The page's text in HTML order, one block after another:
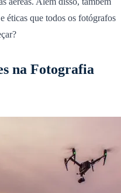
éticas que todos os fotógrafos
na Fotografia